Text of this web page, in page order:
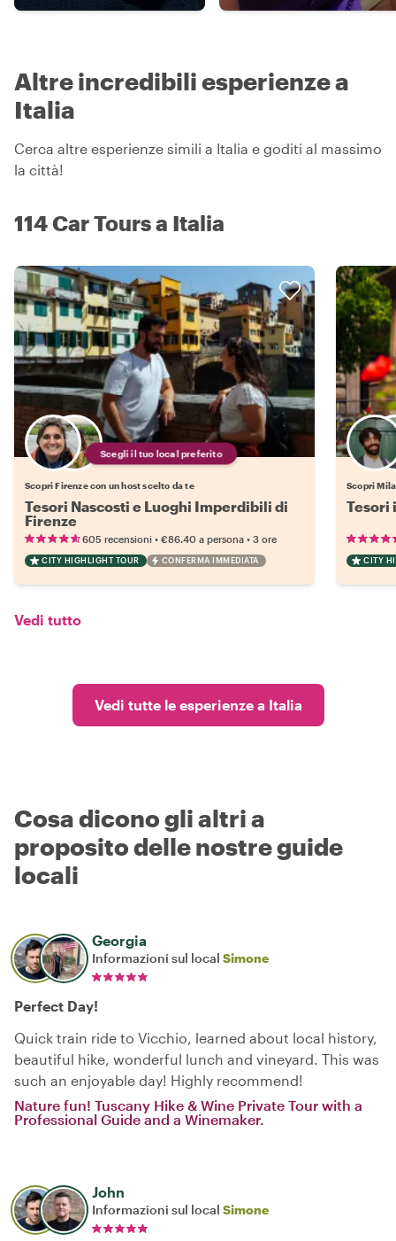
Altre incredibili esperienze a
Italia
Cerca altre esperienze simili a Italia e goditi al massimo
la città!
114 Car Tours a Italia
Scegli il tuo local preferito
Scopri Firenze con un host scelto da te
Tesori Nascosti e Luoghi Imperdibili di
Firenze
605 recensioni • €86.40 a persona • 3 ore
CITY HIGHLIGHT TOUR CONFERMA IMMEDIATA
Scopri
Tesori
CITY
Vedi tutto
Vedi tutte le esperienze a Italia
Cosa dicono gli altri a
proposito delle nostre guide
locali
Georgia
Informazioni sul local Simone
Perfect Day!
Quick train ride to Vicchio, learned about local history,
beautiful hike, wonderful lunch and vineyard. This was
such an enjoyable day! Highly recommend!
Nature fun! Tuscany Hike & Wine Private Tour with a
Professional Guide and a Winemaker.
John
Informazioni sul local Simone